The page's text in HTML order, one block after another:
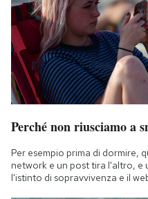
Perché non riusciamo a
Per esempio prima di dormire,
network e un post tira l'altro,
l'istinto di sopravvivenza e il